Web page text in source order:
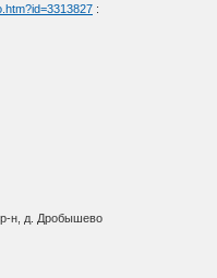
:
р-н, д. Дробышево